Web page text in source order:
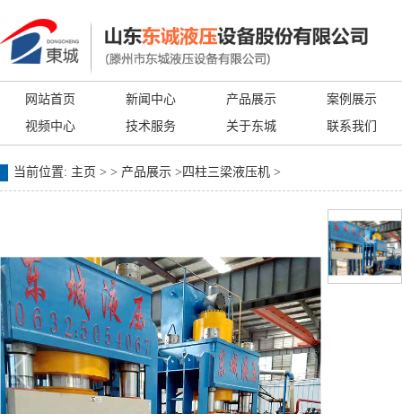
网站首页 新闻中心 产品展示
案例展示
视频中心
技术服务 关于东城 联系我们
当前位置: 主页 > > 产品展示 > 四柱三梁液压机 >